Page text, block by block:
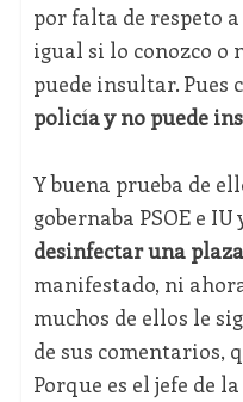
por falta de respeto
igual si lo conozco o
puede insultar. Pues
policía y no puede
Y buena prueba de
gobernaba PSOE e
desinfectar una plaza
manifestado, ni
muchos de ellos le
de sus comentarios,
Porque es el jefe de